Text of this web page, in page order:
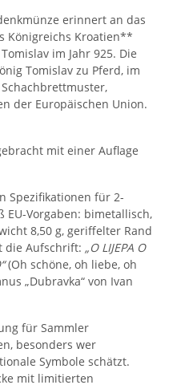
erinnert an das
Königreichs Kroatien**
im Jahr 925. Die
Tomislav zu Pferd, im
der Europäischen Union.
mit einer Auflage
Spezifikationen für 2-
EU-Vorgaben: bimetallisch,
8,50 g, geriffelter Rand
die Aufschrift: „O LIJEPA O
(Oh schöne, oh liebe, oh
„Dubravka“ von Ivan
für Sammler
besonders wer
Symbole schätzt.
mit limitierten